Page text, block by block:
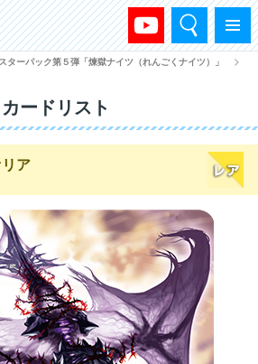
メニュー
検索
ターパック第５弾「煉獄ナイツ（れんごくナイツ）」
カードリスト
ア